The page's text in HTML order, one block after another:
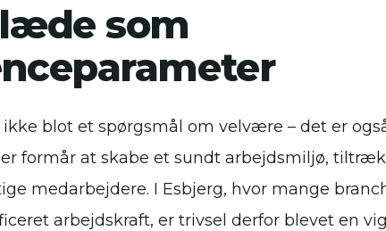
som
blot et spørgsmål om velvære – det er
formår at skabe et sundt arbejdsmiljø,
medarbejdere. I Esbjerg, hvor mange
arbejdskraft, er trivsel derfor blevet en